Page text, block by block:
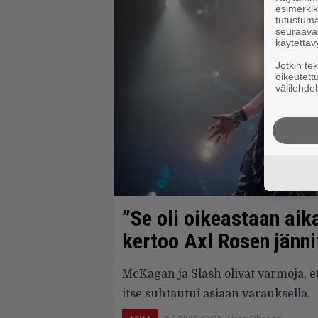
”Se oli oikeastaan
kertoo Axl Rosen
McKagan ja Slash olivat varmoja,
itse suhtautui asiaan varauksella.
Jotkin